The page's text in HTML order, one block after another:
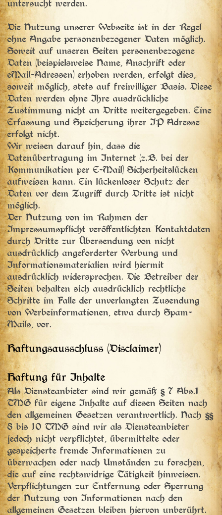
untersucht werden.
Die Nutzung unserer Webseite ist in der Regel
ohne Angabe personenbezogener Daten möglich.
Soweit auf unseren Seiten personenbezogene
Daten (beispielsweise Name, Anschrift oder
eMail-Adressen) erhoben werden, erfolgt dies,
soweit möglich, stets auf freiwilliger Basis. Diese
Daten werden ohne Ihre ausdrückliche
Zustimmung nicht an Dritte weitergegeben. Eine
Erfassung und Speicherung ihrer IP Adresse
erfolgt nicht.
Wir weisen darauf hin, dass die
Datenübertragung im Internet (z.B. bei der
Kommunikation per E-Mail) Sicherheitslücken
aufweisen kann. Ein lückenloser Schutz der
Daten vor dem Zugriff durch Dritte ist nicht
möglich.
Der Nutzung von im Rahmen der
Impressumspflicht veröffentlichten Kontaktdaten
durch Dritte zur Übersendung von nicht
ausdrücklich angeforderter Werbung und
Informationsmaterialien wird hiermit
ausdrücklich widersprochen. Die Betreiber der
Seiten behalten sich ausdrücklich rechtliche
Schritte im Falle der unverlangten Zusendung
von Werbeinformationen, etwa durch Spam-
Mails, vor.
Haftungsausschluss (Disclaimer)
Haftung für Inhalte
Als Diensteanbieter sind wir gemäß § 7 Abs.1
TMG für eigene Inhalte auf diesen Seiten nach
den allgemeinen Gesetzen verantwortlich. Nach §§
8 bis 10 TMG sind wir als Diensteanbieter
jedoch nicht verpflichtet, übermittelte oder
gespeicherte fremde Informationen zu
überwachen oder nach Umständen zu forschen,
die auf eine rechtswidrige Tätigkeit hinweisen.
Verpflichtungen zur Entfernung oder Sperrung
der Nutzung von Informationen nach den
allgemeinen Gesetzen bleiben hiervon unberührt.